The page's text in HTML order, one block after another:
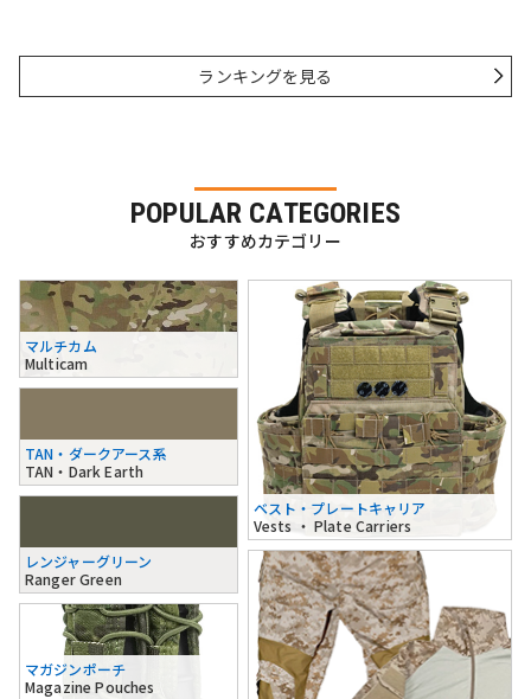
ランキングを見る
POPULAR CATEGORIES
おすすめカテゴリー
マルチカム
Multicam
TAN・ダークアース系
TAN・Dark Earth
レンジャーグリーン
Ranger Green
ベスト・プレートキャリア
Vests ・ Plate Carriers
マガジンポーチ
Magazine Pouches